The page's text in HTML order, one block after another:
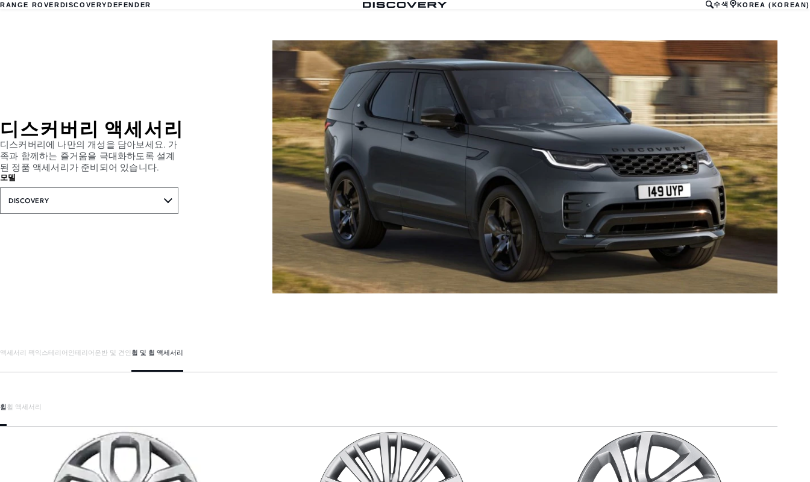
RANGE ROVERDISCOVERYDEFENDER 수색 KOREA (KOREAN)
디스커버리 액세서리
디스커버리에 나만의 개성을 담아보세요. 가
족과 함께하는 즐거움을 극대화하도록 설계
된 정품 액세서리가 준비되어 있습니다.
모델
DISCOVERY
액세서리 팩익스테리어인테리어운반 및 견인휠 및 휠 액세서리
휠휠 액세서리